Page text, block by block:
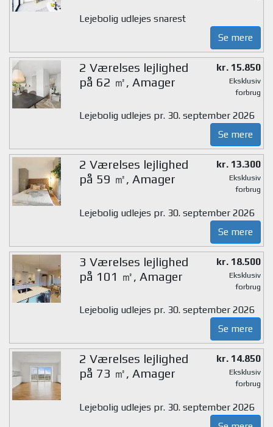
Lejebolig udlejes snarest
Se mere
2 Værelses lejlighed
på 62 ㎡, Amager
kr. 15.850
Eksklusiv
forbrug
Lejebolig udlejes pr. 30. september 2026
Se mere
2 Værelses lejlighed
på 59 ㎡, Amager
kr. 13.300
Eksklusiv
forbrug
Lejebolig udlejes pr. 30. september 2026
Se mere
3 Værelses lejlighed
på 101 ㎡, Amager
kr. 18.500
Eksklusiv
forbrug
Lejebolig udlejes pr. 30. september 2026
Se mere
2 Værelses lejlighed
på 73 ㎡, Amager
kr. 14.850
Eksklusiv
forbrug
Lejebolig udlejes pr. 30. september 2026